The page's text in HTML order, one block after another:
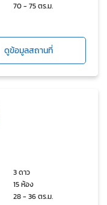
70 - 75 ตร.ม.
ดูข้อมูลสถานที่
3 ดาว
15 ห้อง
28 - 36 ตร.ม.